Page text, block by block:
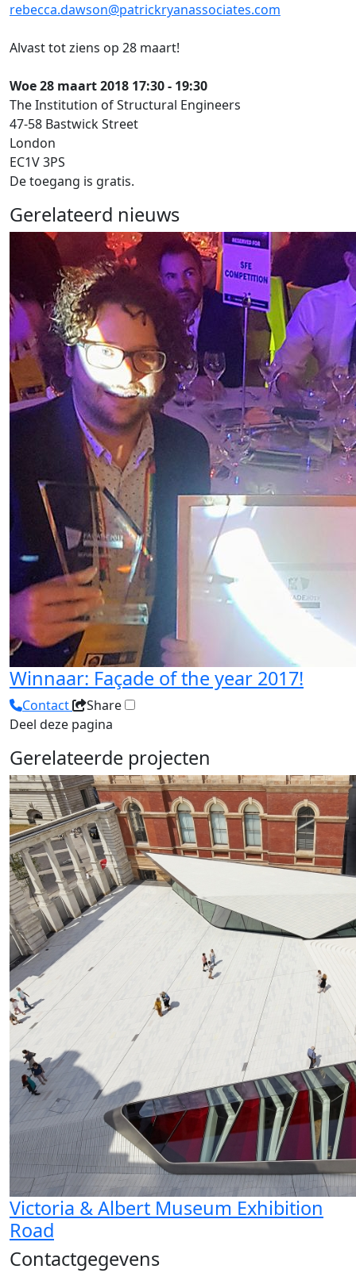
rebecca.dawson@patrickryanassociates.com
Alvast tot ziens op 28 maart!
Woe 28 maart 2018 17:30 - 19:30
The Institution of Structural Engineers
47-58 Bastwick Street
London
EC1V 3PS
De toegang is gratis.
Gerelateerd nieuws
Winnaar: Façade of the year 2017!
Contact
Share
Deel deze pagina
Gerelateerde projecten
Victoria & Albert Museum Exhibition
Road
Contactgegevens